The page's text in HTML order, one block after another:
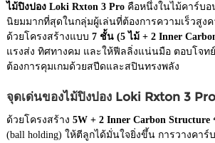
ไม้ปิงปอง Loki Rxton 3 Pro คือหนึ่งในไม้คาร์บ
นิยมมากที่สุดในกลุ่มผู้เล่นที่ต้องการความเร็วสูง
ด้วยโครงสร้างแบบ 7 ชั้น (5 ไม้ + 2 Inner
แรงส่ง ทิศทางคม และให้ฟีลลิ่งแน่นมือ ตอบโจท
ต้องการคุมเกมด้วยสปีดและสปินทรงพลัง
จุดเด่นของไม้ปิงปอง Loki Rxton 3 Pro
ด้วยโครงสร้าง 5W + 2 Inner Carbon Structure
(ball holding) ให้ตีลูกได้มั่นใจยิ่งขึ้น การวางคาร์